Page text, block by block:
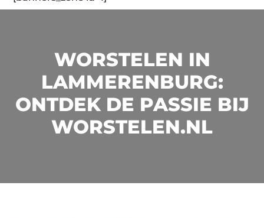
WORSTELEN IN
LAMMERENBURG:
ONTDEK DE PASSIE BIJ
WORSTELEN.NL